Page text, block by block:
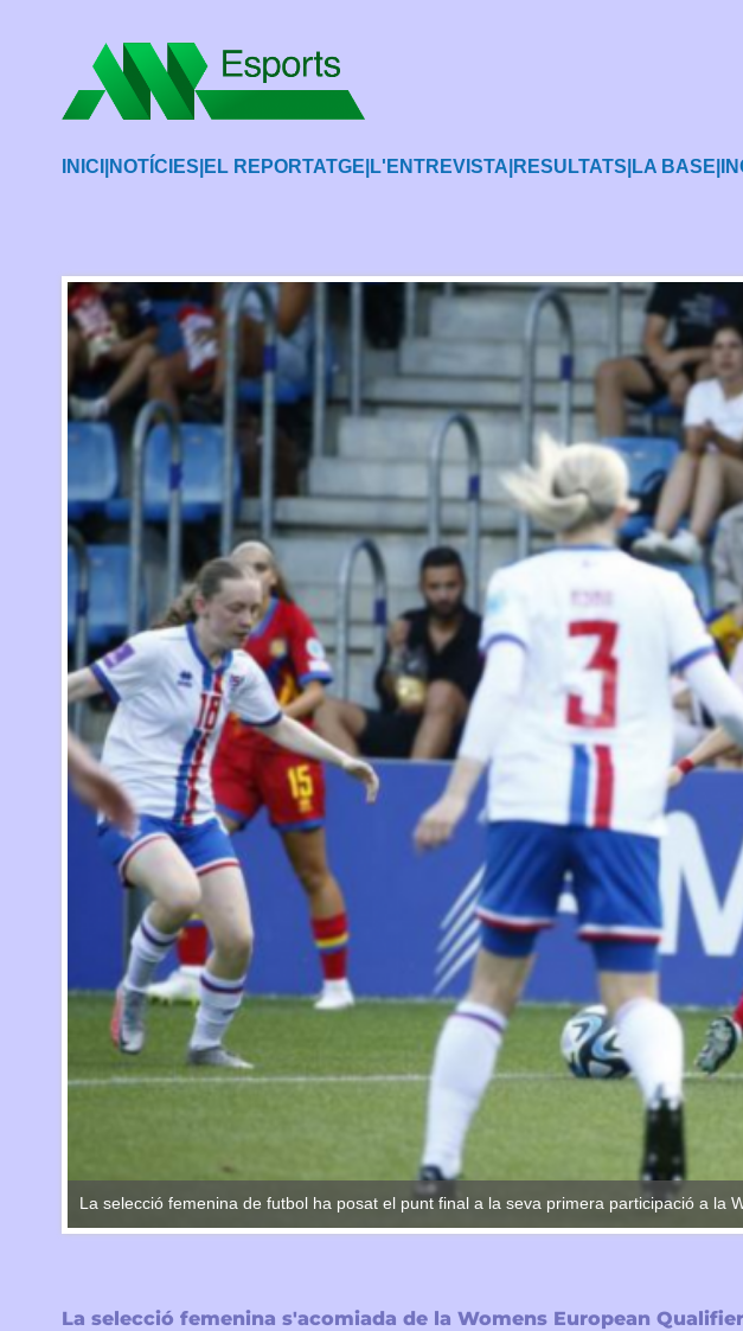
INICI NOTÍCIES EL REPORTATGE L'ENTREVISTA RESULTATS LA BASE
La selecció femenina de futbol ha posat el punt final a la seva primera participació a la
La selecció femenina s'acomiada de la Womens European